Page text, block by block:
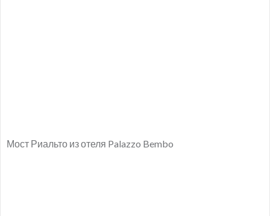
Мост Риальто из отеля Palazzo Bembo